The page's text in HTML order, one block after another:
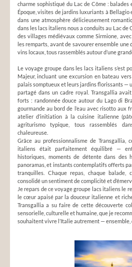
charme sophistiqué du Lac de Côme :
Époque, visites de jardins luxuriants à Bellagio
dans une atmosphère délicieusement
dans les lacs italiens nous a conduits au Lac de
des villages médiévaux comme Sirmione,
les remparts, avant de savourer ensemble une
vins locaux, tous rassemblés autour d’une
Le voyage groupe dans les lacs italiens s’est
Majeur, incluant une excursion en bateau
palais somptueux et leurs jardins florissants —
partagé dans un cadre royal. Transgallia
forts : randonnée douce autour du Lago di
gourmande au bord de l’eau avec risotto aux
atelier d’initiation à la cuisine italienne
agriturismo typique, tous rassemblés
chaleureuse.
Grâce au professionnalisme de Transgallia,
italiens était parfaitement équilibré —
historiques, moments de détente dans des
panoramas, et instants contemplatifs offerts
tranquilles. Chaque repas, chaque balade,
consolidé un sentiment de complicité et
Je repars de ce voyage groupe lacs italiens le
le cœur apaisé par la douceur italienne et
Transgallia a su faire de cette découverte
sensorielle, culturelle et humaine, que je
souhaitent vivre l’Italie autrement — ensemble,